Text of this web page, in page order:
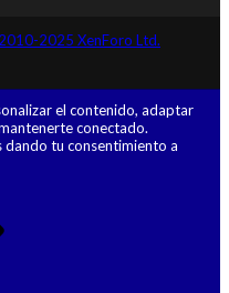
2025 XenForo Ltd.
el contenido, adaptar
conectado.
tu consentimiento a